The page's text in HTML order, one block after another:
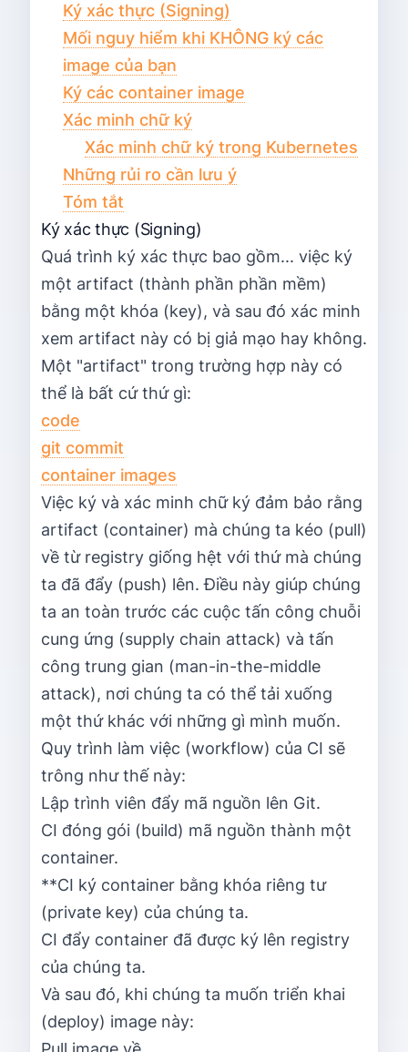
Ký xác thực (Signing)
Mối nguy hiểm khi KHÔNG ký các
image của bạn
Ký các container image
Xác minh chữ ký
Xác minh chữ ký trong Kubernetes
Những rủi ro cần lưu ý
Tóm tắt
Ký xác thực (Signing)
Quá trình ký xác thực bao gồm... việc ký
một artifact (thành phần phần mềm)
bằng một khóa (key), và sau đó xác minh
xem artifact này có bị giả mạo hay không.
Một "artifact" trong trường hợp này có
thể là bất cứ thứ gì:
code
git commit
container images
Việc ký và xác minh chữ ký đảm bảo rằng
artifact (container) mà chúng ta kéo (pull)
về từ registry giống hệt với thứ mà chúng
ta đã đẩy (push) lên. Điều này giúp chúng
ta an toàn trước các cuộc tấn công chuỗi
cung ứng (supply chain attack) và tấn
công trung gian (man-in-the-middle
attack), nơi chúng ta có thể tải xuống
một thứ khác với những gì mình muốn.
Quy trình làm việc (workflow) của CI sẽ
trông như thế này:
Lập trình viên đẩy mã nguồn lên Git.
CI đóng gói (build) mã nguồn thành một
container.
**CI ký container bằng khóa riêng tư
(private key) của chúng ta.
CI đẩy container đã được ký lên registry
của chúng ta.
Và sau đó, khi chúng ta muốn triển khai
(deploy) image này: